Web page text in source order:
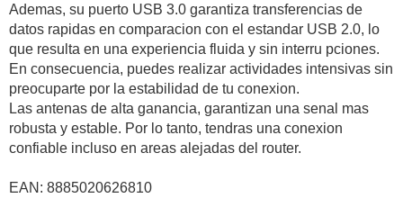
Ademas, su puerto USB 3.0 garantiza transferencias de
datos rapidas en comparacion con el estandar USB 2.0, lo
que resulta en una experiencia fluida y sin interru pciones.
En consecuencia, puedes realizar actividades intensivas sin
preocuparte por la estabilidad de tu conexion.
Las antenas de alta ganancia, garantizan una senal mas
robusta y estable. Por lo tanto, tendras una conexion
confiable incluso en areas alejadas del router.
EAN: 8885020626810